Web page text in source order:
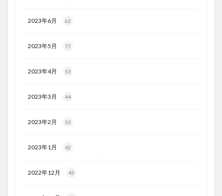
2023年6月 62
2023年5月 77
2023年4月 53
2023年3月 44
2023年2月 53
2023年1月 42
2022年12月 45